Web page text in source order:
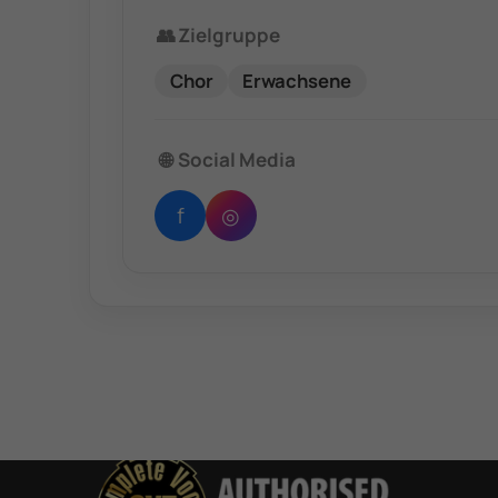
👥Zielgruppe
Chor
Erwachsene
🌐 Social Media
f ◎
Du bist authorisierter